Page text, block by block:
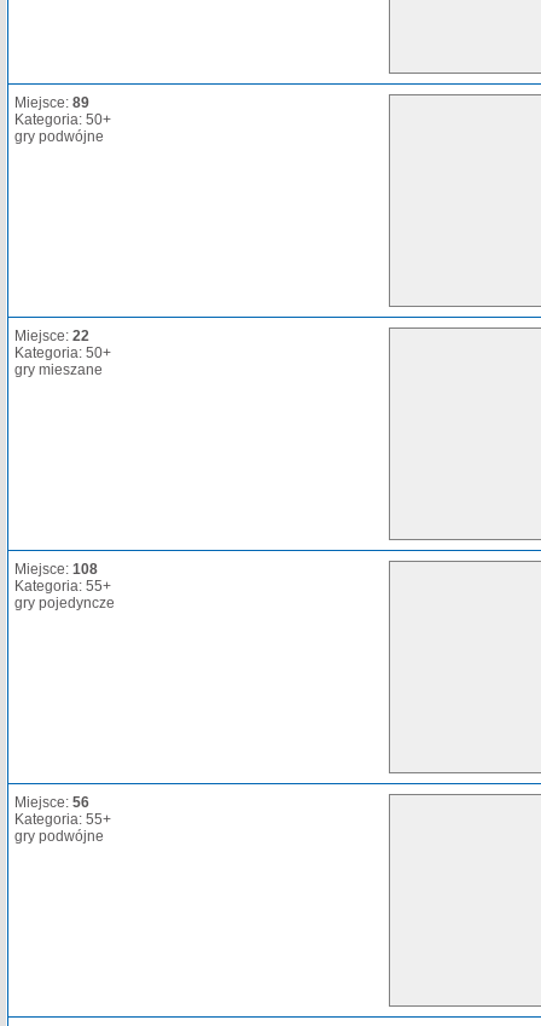
Miejsce: 89
Kategoria: 50+
gry podwójne
Miejsce: 22
Kategoria: 50+
gry mieszane
Miejsce: 108
Kategoria: 55+
gry pojedyncze
Miejsce: 56
Kategoria: 55+
gry podwójne